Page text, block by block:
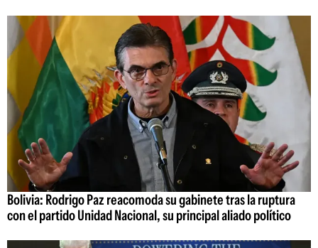
Bolivia: Rodrigo Paz reacomoda su gabinete tras la ruptura
con el partido Unidad Nacional, su principal aliado político